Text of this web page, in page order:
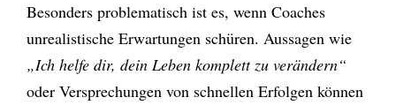
Besonders problematisch ist es, wenn Coaches
unrealistische Erwartungen schüren. Aussagen wie
„Ich helfe dir, dein Leben komplett zu verändern“
oder Versprechungen von schnellen Erfolgen können